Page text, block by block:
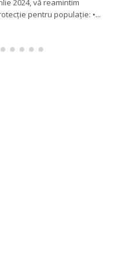
2024, vă reamintim
pentru populație: •...